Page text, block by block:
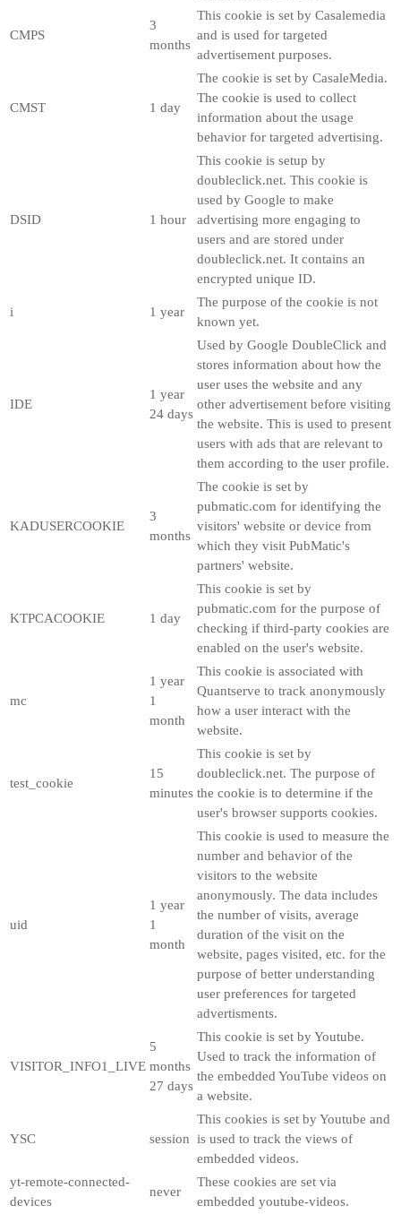
CMPS
3
months
This cookie is set by Casalemedia
and is used for targeted
advertisement purposes.
CMST 1 day
The cookie is set by CasaleMedia.
The cookie is used to collect
information about the usage
behavior for targeted advertising.
DSID 1 hour
This cookie is setup by
doubleclick.net. This cookie is
used by Google to make
advertising more engaging to
users and are stored under
doubleclick.net. It contains an
encrypted unique ID.
i 1 year
The purpose of the cookie is not
known yet.
IDE
1 year
24 days
Used by Google DoubleClick and
stores information about how the
user uses the website and any
other advertisement before visiting
the website. This is used to present
users with ads that are relevant to
them according to the user profile.
KADUSERCOOKIE
3
months
The cookie is set by
pubmatic.com for identifying the
visitors' website or device from
which they visit PubMatic's
partners' website.
KTPCACOOKIE 1 day
This cookie is set by
pubmatic.com for the purpose of
checking if third-party cookies are
enabled on the user's website.
mc
1 year
1
month
This cookie is associated with
Quantserve to track anonymously
how a user interact with the
website.
test_cookie
15
minutes
This cookie is set by
doubleclick.net. The purpose of
the cookie is to determine if the
user's browser supports cookies.
uid
1 year
1
month
This cookie is used to measure the
number and behavior of the
visitors to the website
anonymously. The data includes
the number of visits, average
duration of the visit on the
website, pages visited, etc. for the
purpose of better understanding
user preferences for targeted
advertisments.
VISITOR_INFO1_LIVE
5
months
27 days
This cookie is set by Youtube.
Used to track the information of
the embedded YouTube videos on
a website.
YSC session
This cookies is set by Youtube and
is used to track the views of
embedded videos.
yt-remote-connected-
devices
never
These cookies are set via
embedded youtube-videos.